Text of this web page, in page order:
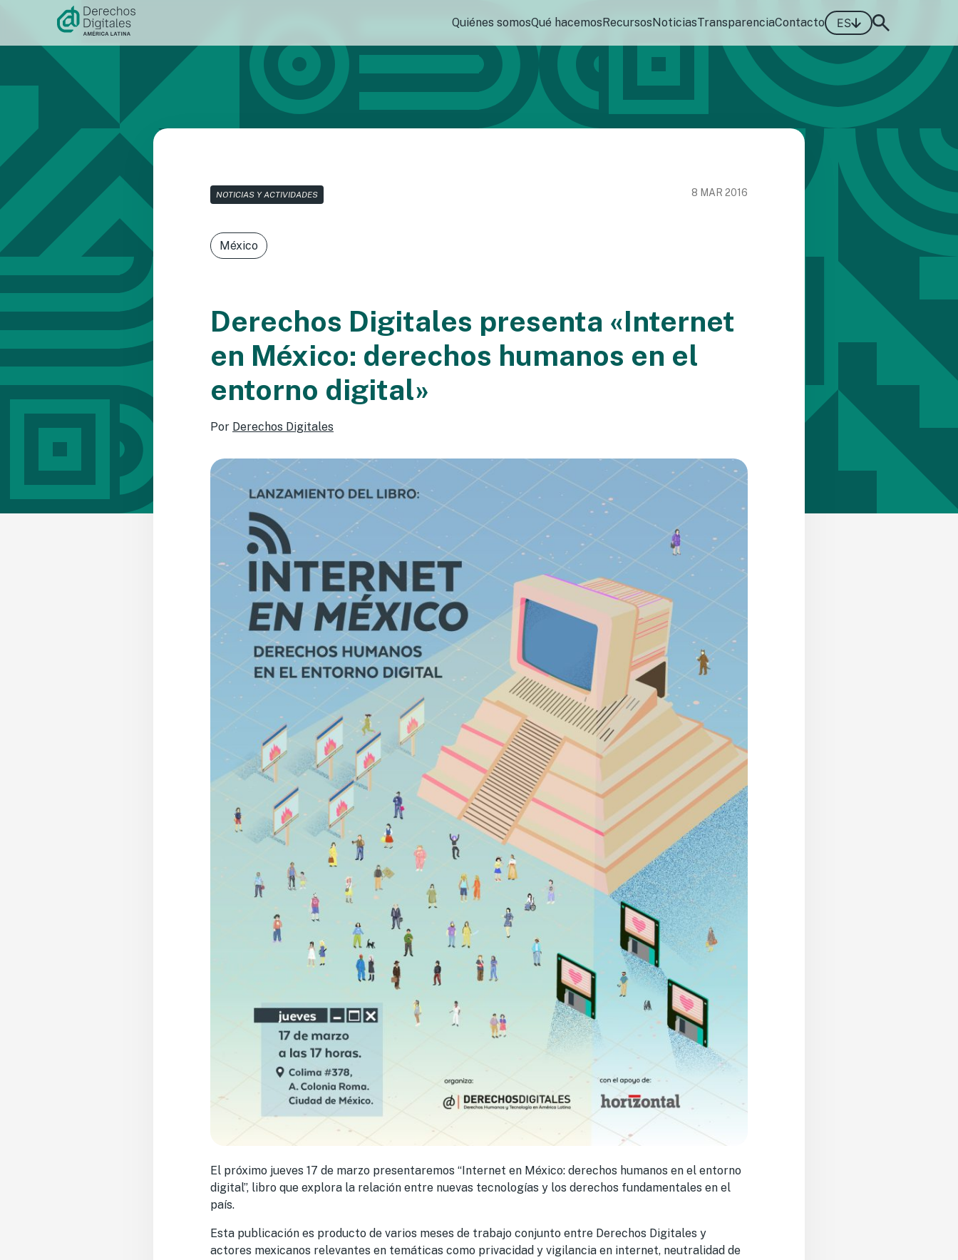
contenido
Quiénes somosQué hacemosRecursosNoticiasTransparenciaContacto ES
NOTICIAS Y ACTIVIDADES 8 MAR 2016
México
Derechos Digitales presenta «Internet
en México: derechos humanos en el
entorno digital»
Por Derechos Digitales
El próximo jueves 17 de marzo presentaremos “Internet en México: derechos humanos en el entorno
digital”, libro que explora la relación entre nuevas tecnologías y los derechos fundamentales en el
país.
Esta publicación es producto de varios meses de trabajo conjunto entre Derechos Digitales y
actores mexicanos relevantes en temáticas como privacidad y vigilancia en internet, neutralidad de